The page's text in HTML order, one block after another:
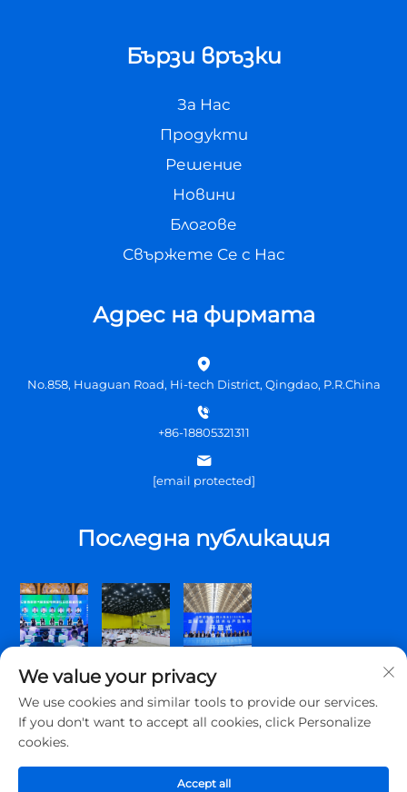
Бързи връзки
За Нас
Продукти
Решение
Новини
Блогове
Свържете Се с Нас
Адрес на фирмата
No.858, Huaguan Road, Hi-tech District, Qingdao, P.R.China
+86-18805321311
[email protected]
Последна публикация
Communication Co., Ltd.
We value your privacy
We use cookies and similar tools to provide our services.
If you don't want to accept all cookies, click Personalize
cookies.
Accept all